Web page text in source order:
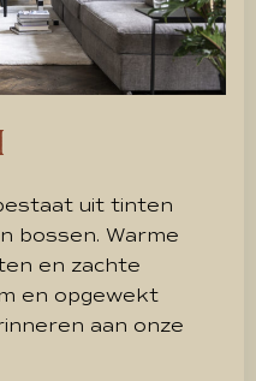
uit tinten
bossen. Warme
en zachte
en opgewekt
aan onze